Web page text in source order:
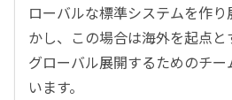
ローバルな標準システムを作
かし、この場合は海外を起点
グローバル展開するためのチ
います。